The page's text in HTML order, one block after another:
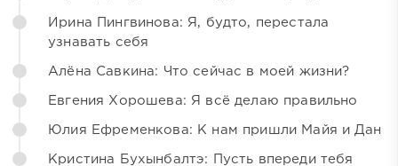
Ирина Пингвинова: Я, будто, перестала
узнавать себя
Алёна Савкина: Что сейчас в моей жизни?
Евгения Хорошева: Я всё делаю правильно
Юлия Ефременкова: К нам пришли Майя и Дан
Кристина Бухынбалтэ: Пусть впереди тебя